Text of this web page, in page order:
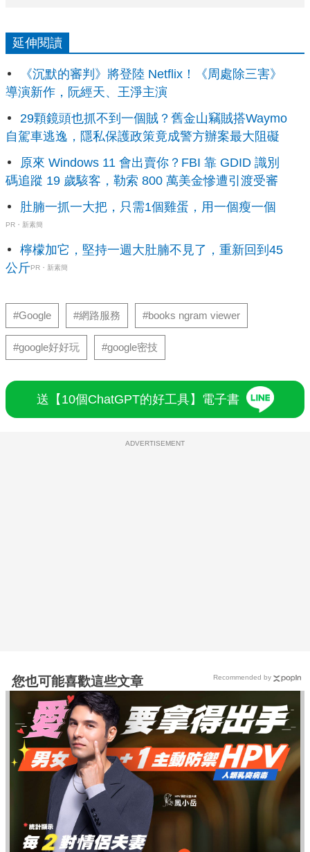
延伸閱讀
《沉默的審判》將登陸 Netflix！《周處除三害》
導演新作，阮經天、王淨主演
29顆鏡頭也抓不到一個賊？舊金山竊賊搭Waymo
自駕車逃逸，隱私保護政策竟成警方辦案最大阻礙
原來 Windows 11 會出賣你？FBI 靠 GDID 識別
碼追蹤 19 歲駭客，勒索 800 萬美金慘遭引渡受審
肚腩一抓一大把，只需1個雞蛋，用一個瘦一個
PR・新素簡
檸檬加它，堅持一週大肚腩不見了，重新回到45
公斤PR・新素簡
#Google #網路服務 #books ngram viewer
#google好好玩 #google密技
送【10個ChatGPT的好工具】電子書
ADVERTISEMENT
您也可能喜歡這些文章 Recommended by